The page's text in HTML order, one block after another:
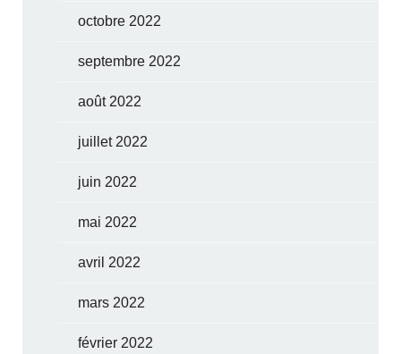
octobre 2022
septembre 2022
août 2022
juillet 2022
juin 2022
mai 2022
avril 2022
mars 2022
février 2022